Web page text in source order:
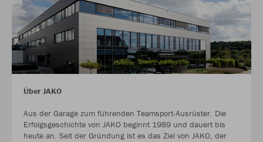
Über JAKO
Aus der Garage zum führenden Teamsport-Ausrüster. Die
Erfolgsgeschichte von JAKO beginnt 1989 und dauert bis
heute an. Seit der Gründung ist es das Ziel von JAKO, der